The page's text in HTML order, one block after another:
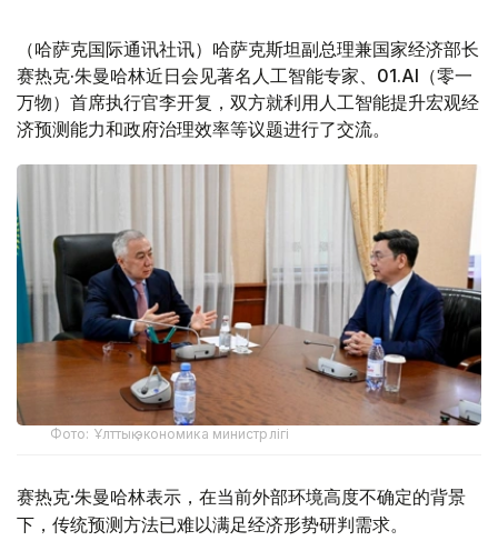
（哈萨克国际通讯社讯）哈萨克斯坦副总理兼国家经济部长
赛热克·朱曼哈林近日会见著名人工智能专家、01.AI （零一
万物）首席执行官李开复，双方就利用人工智能提升宏观经
济预测能力和政府治理效率等议题进行了交流。
Фото: Ұлттық экономика министрлігі
赛热克·朱曼哈林表示，在当前外部环境高度不确定的背景
下，传统预测方法已难以满足经济形势研判需求。